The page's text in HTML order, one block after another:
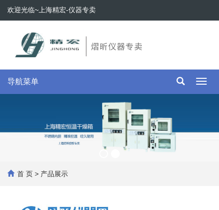
欢迎光临~上海精宏-仪器专卖
导航菜单
首 页 > 产品展示